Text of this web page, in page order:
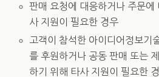
판매 요청에 대응하거나 주문에
사 지원이 필요한 경우
고객이 참석한 아이디어정보기
를 후원하거나 공동 판매 또는
하기 위해 타사 지원이 필요한